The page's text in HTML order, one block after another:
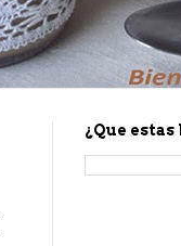
¿Que